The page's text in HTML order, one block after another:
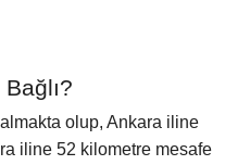
olup, Ankara iline
iline 52 kilometre mesafe